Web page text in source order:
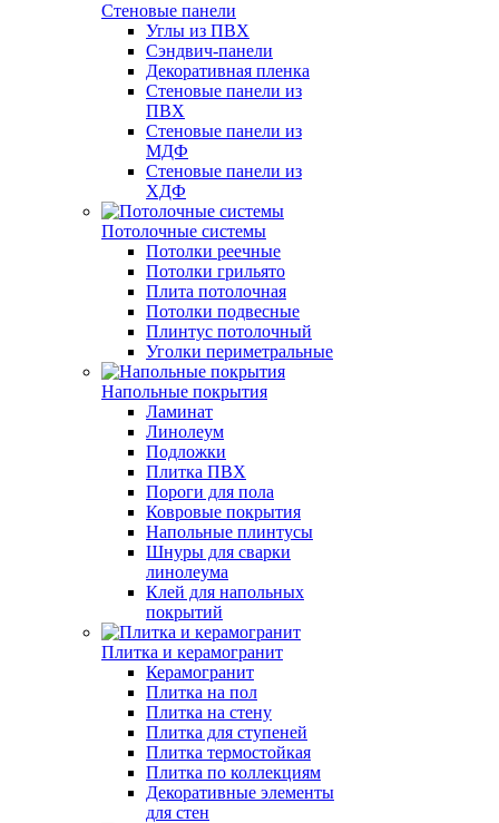
Стеновые панели
Углы из ПВХ
Сэндвич-панели
Декоративная пленка
Стеновые панели из
ПВХ
Стеновые панели из
МДФ
Стеновые панели из
ХДФ
Потолочные системы
Потолки реечные
Потолки грильято
Плита потолочная
Потолки подвесные
Плинтус потолочный
Уголки периметральные
Напольные покрытия
Ламинат
Линолеум
Подложки
Плитка ПВХ
Пороги для пола
Ковровые покрытия
Напольные плинтусы
Шнуры для сварки
линолеума
Клей для напольных
покрытий
Плитка и керамогранит
Керамогранит
Плитка на пол
Плитка на стену
Плитка для ступеней
Плитка термостойкая
Плитка по коллекциям
Декоративные элементы
для стен